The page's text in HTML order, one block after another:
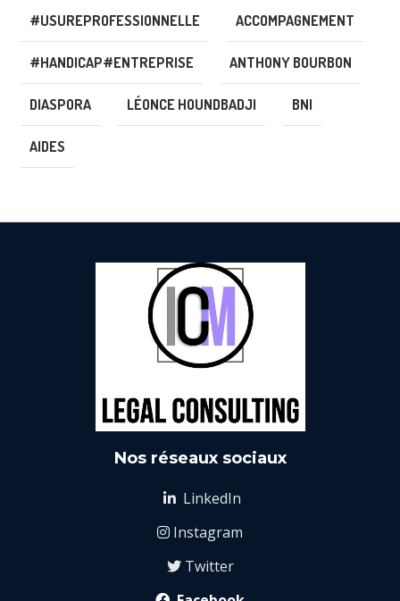
#USUREPROFESSIONNELLE ACCOMPAGNEMENT
#HANDICAP#ENTREPRISE ANTHONY BOURBON
DIASPORA LÉONCE HOUNDBADJI BNI
AIDES
Nos réseaux sociaux
 LinkedIn
 Instagram
Twitter